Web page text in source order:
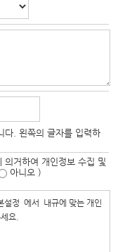
다. 왼쪽의 글자를 입력하
의거하여 개인정보 수집 및
아니오 )